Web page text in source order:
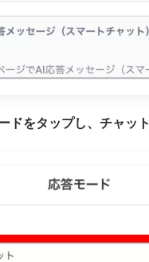
ドをタップし、チャッ